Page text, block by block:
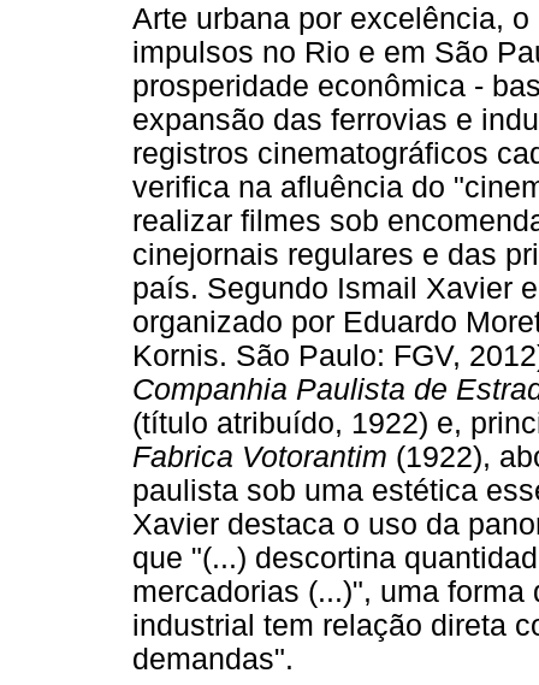
Arte urbana por excelência,
impulsos no Rio e em São
prosperidade econômica -
expansão das ferrovias e
registros cinematográficos
verifica na afluência do
realizar filmes sob
cinejornais regulares e das
país. Segundo Ismail Xavier
organizado por Eduardo
Kornis. São Paulo: FGV,
Companhia Paulista de
(título atribuído, 1922) e,
Fabrica Votorantim (1922),
paulista sob uma estética
Xavier destaca o uso da
que "(...) descortina
mercadorias (...)", uma
industrial tem relação direta
demandas".